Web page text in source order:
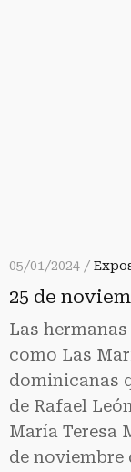
05/01/2024 /
25 de
Las
como Las
dominicanas
de Rafael
María Teresa
de noviembre